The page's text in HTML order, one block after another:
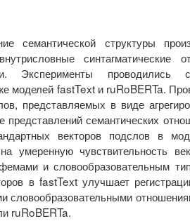
семантической структуры
синтагматические
Эксперименты проводились
fastText и ruRoBERTa.
представляемых в виде
семантических
векторов подслов в
умеренную чувствительность
и словообразовательным
в fastText улучшает
словообразовательными
ruRoBERTa.